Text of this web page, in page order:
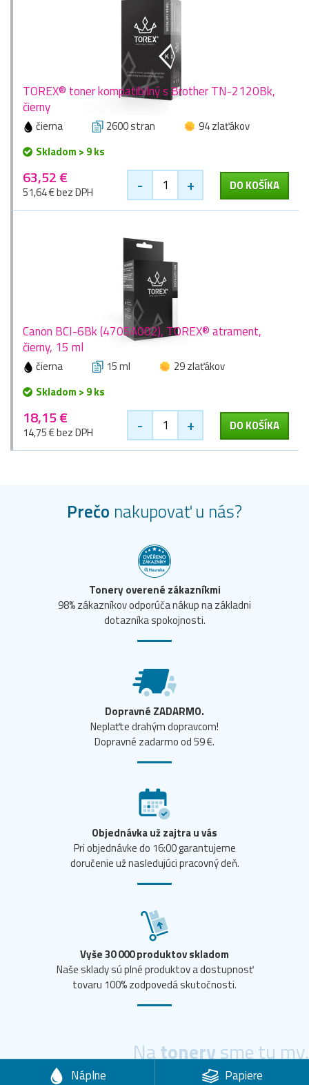
TOREX® toner kompatibilný s Brother TN-2120Bk,
čierny
čierna 2600 stran
94 zlaťákov
Skladom > 9 ks
63,52 €
51,64 € bez DPH - + DO KOŠÍKA
Canon BCI-6Bk (4705A002), TOREX® atrament,
čierny, 15 ml
čierna 15 ml
29 zlaťákov
Skladom > 9 ks
18,15 €
14,75 € bez DPH - + DO KOŠÍKA
Prečo nakupovať u nás?
Tonery overené zákazníkmi
98% zákazníkov odporúča nákup na základni
dotazníka spokojnosti.
Dopravné ZADARMO.
Neplaťte drahým dopravcom!
Dopravné zadarmo od 59 €.
Objednávka už zajtra u vás
Pri objednávke do 16:00 garantujeme
doručenie už nasledujúci pracovný deň.
Vyše 30 000 produktov skladom
Naše sklady sú plné produktov a dostupnosť
tovaru 100% zodpovedá skutočnosti.
Natonerysme tu my.
Náplne
Papiere